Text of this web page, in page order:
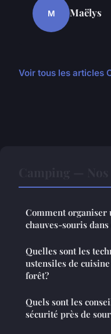
M Maëlys
Voir tous les articles
Comment organiser
chauves-souris
Quelles sont les
ustensiles de
forêt?
Quels sont les
sécurité près de